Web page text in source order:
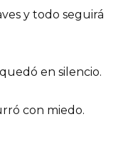
y todo seguirá
en silencio.
con miedo.